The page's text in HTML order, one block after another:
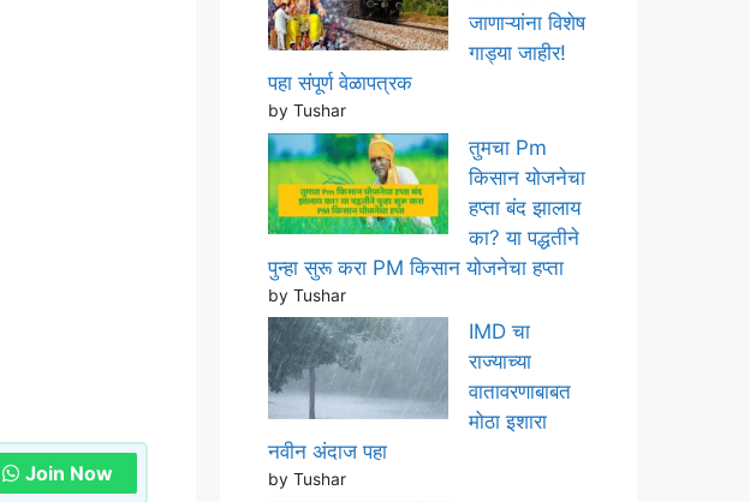
Join Now
जाणाऱ्यांना विशेष
गाड्या जाहीर!
पहा संपूर्ण वेळापत्रक
by Tushar
तुमचा Pm
किसान योजनेचा
हप्ता बंद झालाय
का? या पद्धतीने
पुन्हा सुरू करा PM किसान योजनेचा हप्ता
by Tushar
IMD चा
राज्याच्या
वातावरणाबाबत
मोठा इशारा
नवीन अंदाज पहा
by Tushar